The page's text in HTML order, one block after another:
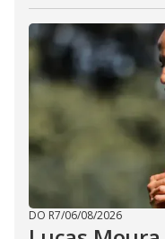
DO R7/06/08/2026